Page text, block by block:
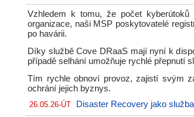
Vzhledem k tomu, že počet
organizace, naši MSP poskytovatelé
po havárii.
Díky službě Cove DRaaS mají nyní k
případě selhání umožňuje rychlé přepnutí
Tím rychle obnoví provoz, zajistí svým
ochrání jejich byznys.
26.05.26-ÚT Disaster Recovery jako